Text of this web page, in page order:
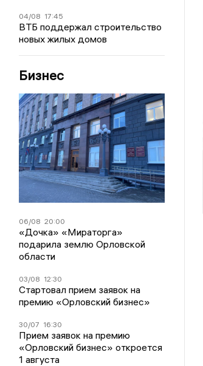
04/08 17:45
ВТБ поддержал строительство
новых жилых домов
Бизнес
06/08 20:00
«Дочка» «Мираторга»
подарила землю Орловской
области
03/08 12:30
Стартовал прием заявок на
премию «Орловский бизнес»
30/07 16:30
Прием заявок на премию
«Орловский бизнес» откроется
1 августа